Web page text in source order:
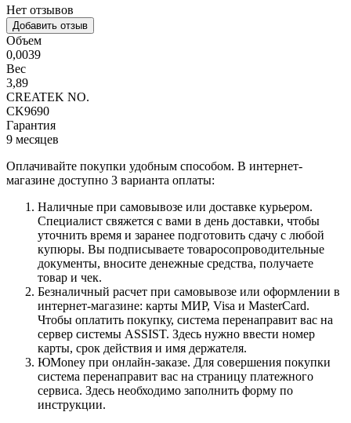
Нет отзывов
Добавить отзыв
Объем
0,0039
Вес
3,89
CREATEK NO.
CK9690
Гарантия
9 месяцев
Оплачивайте покупки удобным способом. В интернет-
магазине доступно 3 варианта оплаты:
Наличные при самовывозе или доставке курьером.
Специалист свяжется с вами в день доставки, чтобы
уточнить время и заранее подготовить сдачу с любой
купюры. Вы подписываете товаросопроводительные
документы, вносите денежные средства, получаете
товар и чек.
Безналичный расчет при самовывозе или оформлении в
интернет-магазине: карты МИР, Visa и MasterCard.
Чтобы оплатить покупку, система перенаправит вас на
сервер системы ASSIST. Здесь нужно ввести номер
карты, срок действия и имя держателя.
ЮMoney при онлайн-заказе. Для совершения покупки
система перенаправит вас на страницу платежного
сервиса. Здесь необходимо заполнить форму по
инструкции.